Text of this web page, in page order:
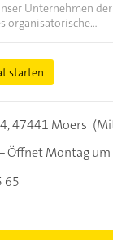
Unternehmen
organisatorische...
starten
47441 Moers
Öffnet Montag um
65